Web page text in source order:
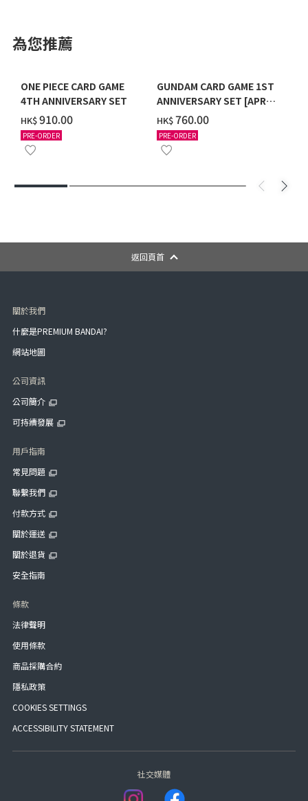
為您推薦
ONE PIECE CARD GAME
4TH ANNIVERSARY SET
HK$‌910.00
PRE-ORDER
GUNDAM CARD GAME 1ST
ANNIVERSARY SET [APR
2027 DELIVERY]
HK$‌760.00
PRE-ORDER
返回頁首
關於我們
什麼是PREMIUM BANDAI?
網站地圖
公司資訊
公司簡介
可持續發展
用戶指南
常見問題
聯繫我們
付款方式
關於運送
關於退貨
安全指南
條款
法律聲明
使用條款
商品採購合約
隱私政策
COOKIES SETTINGS
ACCESSIBILITY STATEMENT
社交媒體